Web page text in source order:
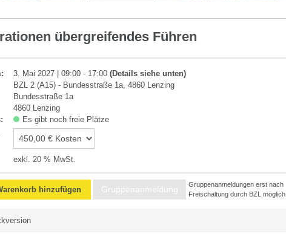
übergreifendes Führen
3. Mai 2027 | 09:00 - 17:00(Details siehe unten)
BZL 2 (A15) - Bundesstraße 1a, 4860 Lenzing
Bundesstraße 1a
4860 Lenzing
Es gibt noch freie Plätze
exkl. 20 % MwSt.
hinzufügen Gruppenanmeldung
Gruppenanmeldungen erst nach
Freischaltung durch BZL möglich.